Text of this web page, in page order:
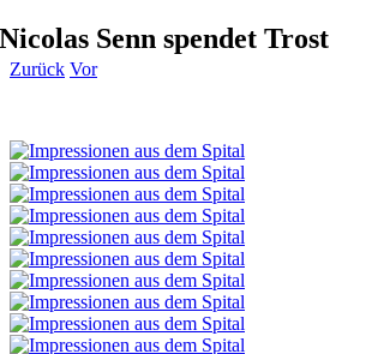
Nicolas Senn spendet Trost
Zurück Vor